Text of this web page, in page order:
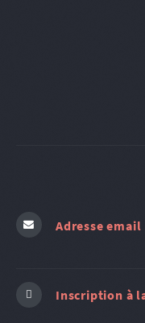
Adresse email
Inscription à